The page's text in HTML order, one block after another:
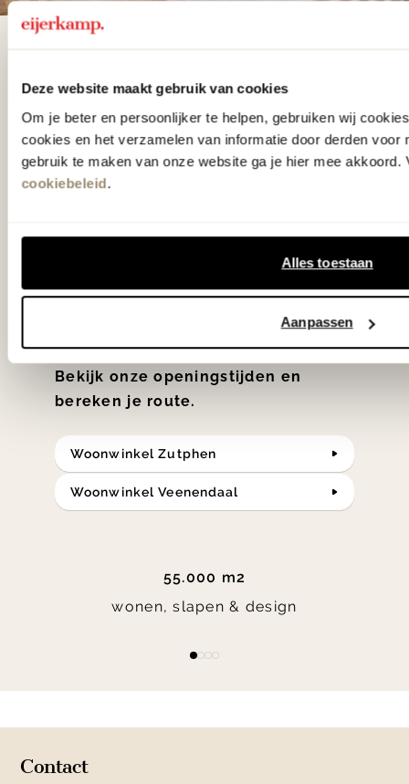
Deze website maakt gebruik van cookies
Om je beter en persoonlijker te helpen, gebruiken wij
cookies en het verzamelen van informatie door derden voor
gebruik te maken van onze website ga je hier mee akkoord.
cookiebeleid.
Alles toestaan
Aanpassen
gezien op tv!
Wie kent het programma vtwonen
'Weer verliefd op je huis' niet? We
slaap- en designcollecties
samengesteld met de mooiste
klassiekers en de nieuwste ontwerpen
in verrassende materialen en kleuren!
Bekijk onze openingstijden en
bereken je route.
Woonwinkel Zutphen
Woonwinkel Veenendaal
55.000 m2
wonen, slapen & design
Contact